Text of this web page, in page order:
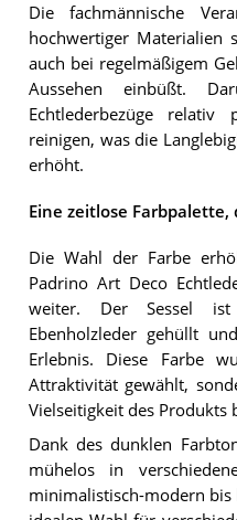
Die fachmännische
hochwertiger Materialien
auch bei regelmäßigem
Aussehen einbüßt.
Echtlederbezüge
reinigen, was die
erhöht.
Eine zeitlose
Die Wahl der Farbe
Padrino Art Deco
weiter. Der Sessel ist
Ebenholzleder gehüllt
Erlebnis. Diese Farbe
Attraktivität gewählt,
Vielseitigkeit des Produkts
Dank des dunklen
mühelos in
minimalistisch-modern